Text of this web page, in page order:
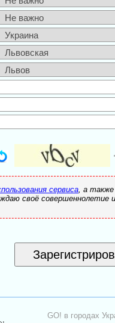
сервиса, а также
своё
GO! в городах